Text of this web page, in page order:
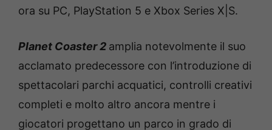
ora su PC, PlayStation 5 e Xbox Series X|S.
Planet Coaster 2 amplia notevolmente il suo
acclamato predecessore con l’introduzione di
spettacolari parchi acquatici, controlli creativi
completi e molto altro ancora mentre i
giocatori progettano un parco in grado di